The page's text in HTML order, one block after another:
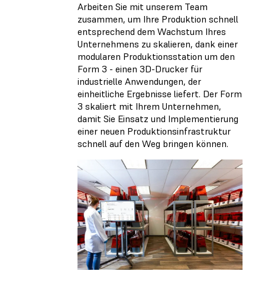
Arbeiten Sie mit unserem Team
zusammen, um Ihre Produktion schnell
entsprechend dem Wachstum Ihres
Unternehmens zu skalieren, dank einer
modularen Produktionsstation um den
Form 3 - einen 3D-Drucker für
industrielle Anwendungen, der
einheitliche Ergebnisse liefert. Der Form
3 skaliert mit Ihrem Unternehmen,
damit Sie Einsatz und Implementierung
einer neuen Produktionsinfrastruktur
schnell auf den Weg bringen können.